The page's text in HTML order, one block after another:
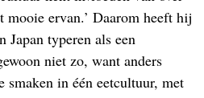
mooie ervan.’ Daarom heeft hij
Japan typeren als een
niet zo, want anders
in één eetcultuur, met